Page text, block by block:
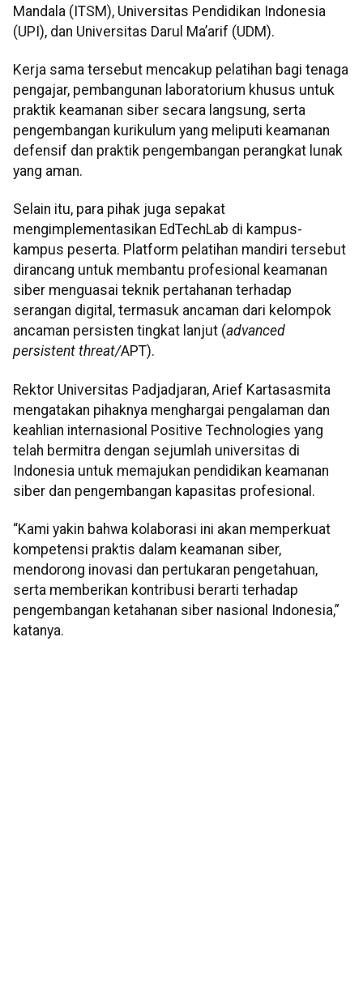
Mandala (ITSM), Universitas Pendidikan Indonesia
(UPI), dan Universitas Darul Ma’arif (UDM).
Kerja sama tersebut mencakup pelatihan bagi tenaga
pengajar, pembangunan laboratorium khusus untuk
praktik keamanan siber secara langsung, serta
pengembangan kurikulum yang meliputi keamanan
defensif dan praktik pengembangan perangkat lunak
yang aman.
Selain itu, para pihak juga sepakat
mengimplementasikan EdTechLab di kampus-
kampus peserta. Platform pelatihan mandiri tersebut
dirancang untuk membantu profesional keamanan
siber menguasai teknik pertahanan terhadap
serangan digital, termasuk ancaman dari kelompok
ancaman persisten tingkat lanjut (advanced
persistent threat/APT).
Rektor Universitas Padjadjaran, Arief Kartasasmita
mengatakan pihaknya menghargai pengalaman dan
keahlian internasional Positive Technologies yang
telah bermitra dengan sejumlah universitas di
Indonesia untuk memajukan pendidikan keamanan
siber dan pengembangan kapasitas profesional.
“Kami yakin bahwa kolaborasi ini akan memperkuat
kompetensi praktis dalam keamanan siber,
mendorong inovasi dan pertukaran pengetahuan,
serta memberikan kontribusi berarti terhadap
pengembangan ketahanan siber nasional Indonesia,”
katanya.